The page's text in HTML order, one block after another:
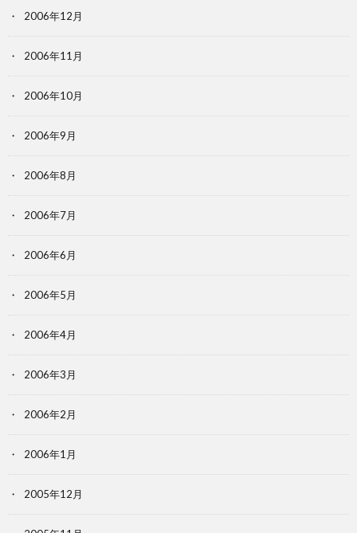
2006年12月
2006年11月
2006年10月
2006年9月
2006年8月
2006年7月
2006年6月
2006年5月
2006年4月
2006年3月
2006年2月
2006年1月
2005年12月